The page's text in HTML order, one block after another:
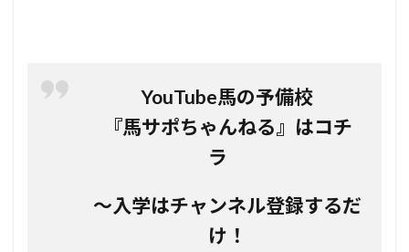
YouTube馬の予備校
『馬サポちゃんねる』はコチ
ラ
～入学はチャンネル登録するだ
け！